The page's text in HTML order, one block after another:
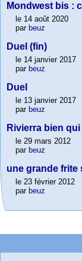
Mondwest bis :
le 14 août 2020
par beuz
Duel (fin)
le 14 janvier 2017
par beuz
Duel
le 13 janvier 2017
par beuz
Rivierra bien
le 29 mars 2012
par beuz
une grande frite
le 23 février 2012
par beuz